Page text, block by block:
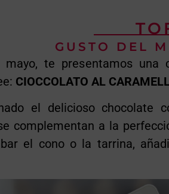
GUSTO DEL
te presentamos una
CIOCCOLATO AL
el delicioso chocolate
complementan a la
el cono o la tarrina,